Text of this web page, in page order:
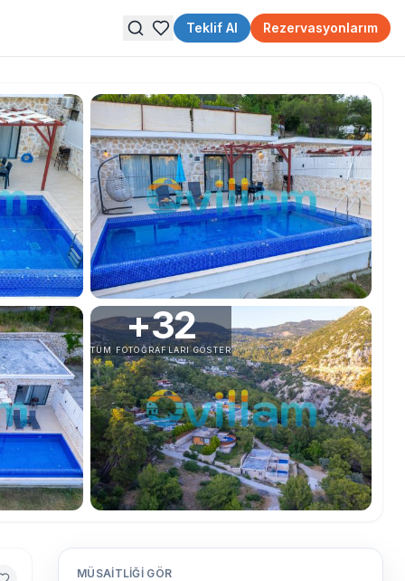
Teklif Al Rezervasyonlarım
+32
TÜM FOTOĞRAFLARI GÖSTER
MÜSAITLIĞI GÖR